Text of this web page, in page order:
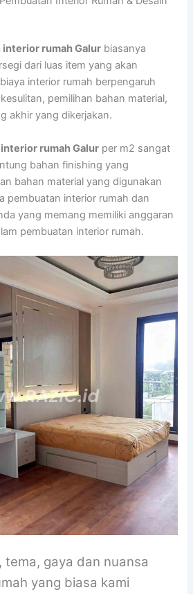
interior rumah Galur biasanya
dari luas item yang akan
interior rumah berpengaruh
pemilihan bahan material,
akhir yang dikerjakan.
interior rumah Galur per m2 sangat
bahan finishing yang
bahan material yang digunakan
pembuatan interior rumah dan
yang memang memiliki anggaran
pembuatan interior rumah.
tema, gaya dan nuansa
yang biasa kami